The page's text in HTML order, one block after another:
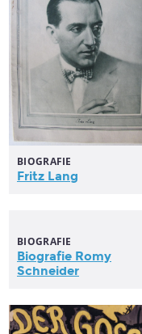
BIOGRAFIE
Fritz Lang
BIOGRAFIE
Biografie Romy
Schneider